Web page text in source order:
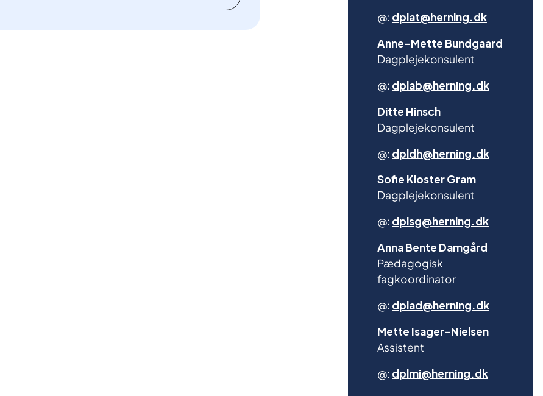
@:dplat@herning.dk
Anne-Mette Bundgaard
Dagplejekonsulent
@:dplab@herning.dk
Ditte Hinsch
Dagplejekonsulent
@:dpldh@herning.dk
Sofie Kloster Gram
Dagplejekonsulent
@:dplsg@herning.dk
Anna Bente Damgård
Pædagogisk
fagkoordinator
@:dplad@herning.dk
Mette Isager-Nielsen
Assistent
@:dplmi@herning.dk